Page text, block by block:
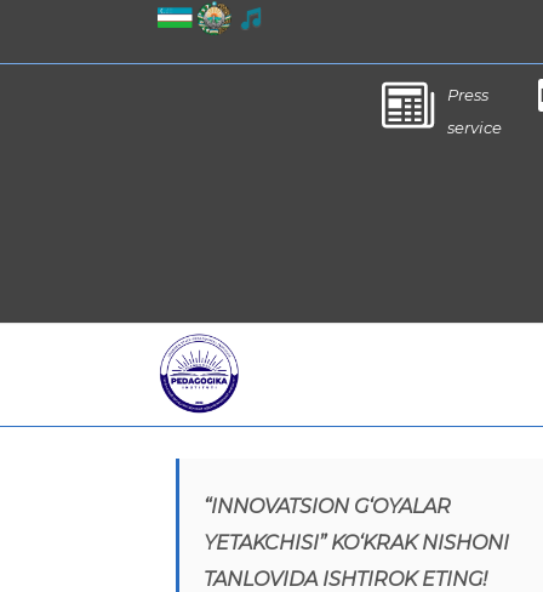
Press
service
“INNOVATSION G‘OYALAR
YETAKCHISI” KO‘KRAK NISHONI
TANLOVIDA ISHTIROK ETING!